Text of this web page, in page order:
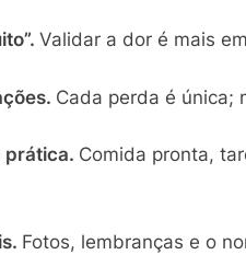
Validar a dor é mais
Cada perda é única;
prática. Comida pronta,
Fotos, lembranças e o